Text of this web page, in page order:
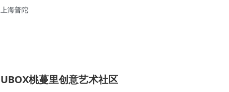
上海普陀
UBOX桃蔓里创意艺术社区